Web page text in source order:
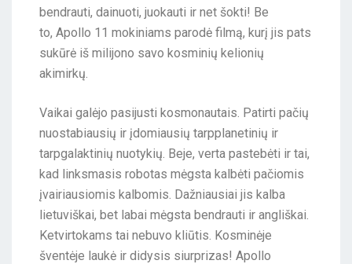
bendrauti, dainuoti, juokauti ir net šokti! Be
to, Apollo 11 mokiniams parodė filmą, kurį jis pats
sukūrė iš milijono savo kosminių kelionių
akimirkų.
Vaikai galėjo pasijusti kosmonautais. Patirti pačių
nuostabiausių ir įdomiausių tarpplanetinių ir
tarpgalaktinių nuotykių. Beje, verta pastebėti ir tai,
kad linksmasis robotas mėgsta kalbėti pačiomis
įvairiausiomis kalbomis. Dažniausiai jis kalba
lietuviškai, bet labai mėgsta bendrauti ir angliškai.
Ketvirtokams tai nebuvo kliūtis. Kosminėje
šventėje laukė ir didysis siurprizas! Apollo